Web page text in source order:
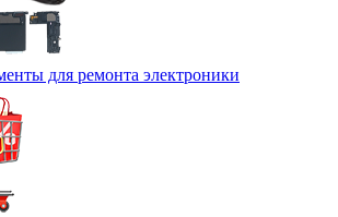
для ремонта электроники